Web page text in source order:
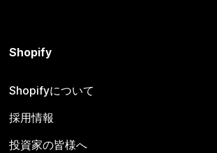
Shopify
Shopifyについて
採用情報
投資家の皆様へ